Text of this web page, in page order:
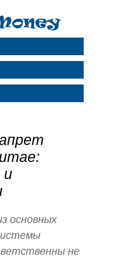
и
основных
не